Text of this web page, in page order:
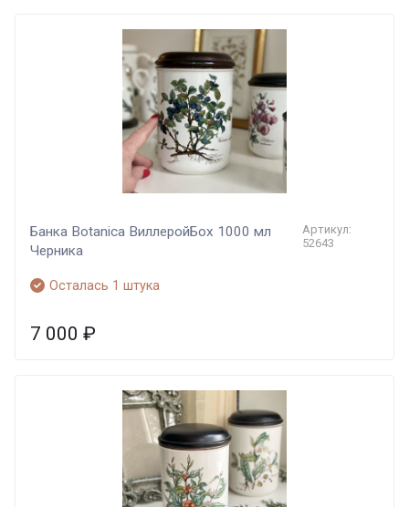
Банка Botanica ВиллеройБох 1000 мл
Черника
Артикул:
52643
Осталась 1 штука
7 000 ₽